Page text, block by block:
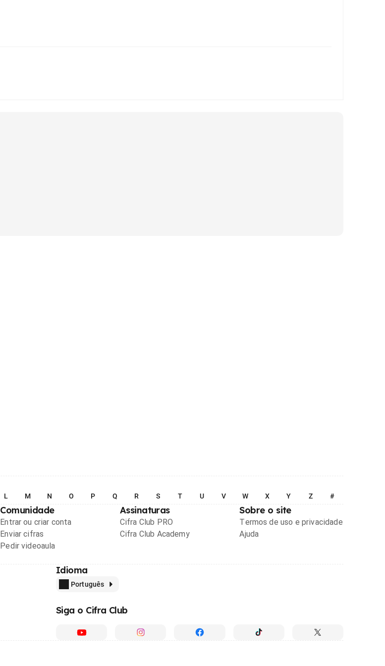
L M N O P Q R S T U V W X Y Z #
Comunidade
Entrar ou criar conta
Enviar cifras
Pedir videoaula
Assinaturas
Cifra Club PRO
Cifra Club Academy
Sobre o site
Termos de uso e privacidade
Ajuda
Idioma
Português
Siga o Cifra Club